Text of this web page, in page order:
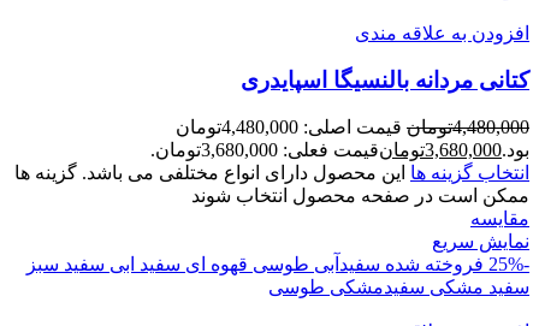
افزودن به علاقه مندی
کتانی مردانه بالنسيگا اسپايدری
4,480,000تومان
قیمت اصلی: 4,480,000تومان
بود.3,680,000تومانقیمت فعلی: 3,680,000تومان.
انتخاب گزینه ها این محصول دارای انواع مختلفی می باشد. گزینه ها
ممکن است در صفحه محصول انتخاب شوند
مقايسه
نمایش سریع
-25%
فروخته شده سفیدآبی طوسی قهوه ای سفید ابی سفید سبز
سفید مشکی سفیدمشکی طوسی